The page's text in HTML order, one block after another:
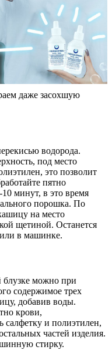
даже засохшую
водорода.
под место
это позволит
пятно
минут, в это время
порошка. По
на место
щетиной. Останется
в машинке.
блузке можно при
содержимое трех
добавив воды.
крови,
салфетку и полиэтилен,
частей изделия.
стирку.